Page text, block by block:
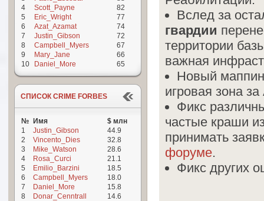
4
Scott_Payne
82
5
Eric_Wright
77
6
Azat_Azamat
74
7
Justin_Gibson
72
8
Campbell_Myers
67
9
Mary_Jane
66
10
Daniel_More 65
СПИСОК CRIME FORBES
№ Имя
$ млн
1
Justin_Gibson
44.9
2
Vincento_Dies
32.8
3
Mike_Watson
28.6
4
Rosa_Curci
21.1
5
Emilio_Barzini
18.5
6
Campbell_Myers
18.0
7
Daniel_More
15.8
8
Donar_Cenntrall
14.6
Вслед за
гвардии
территории
важная
Новый
игровая зона
Фикс
частые краши
принимать
форуме.
Фикс других